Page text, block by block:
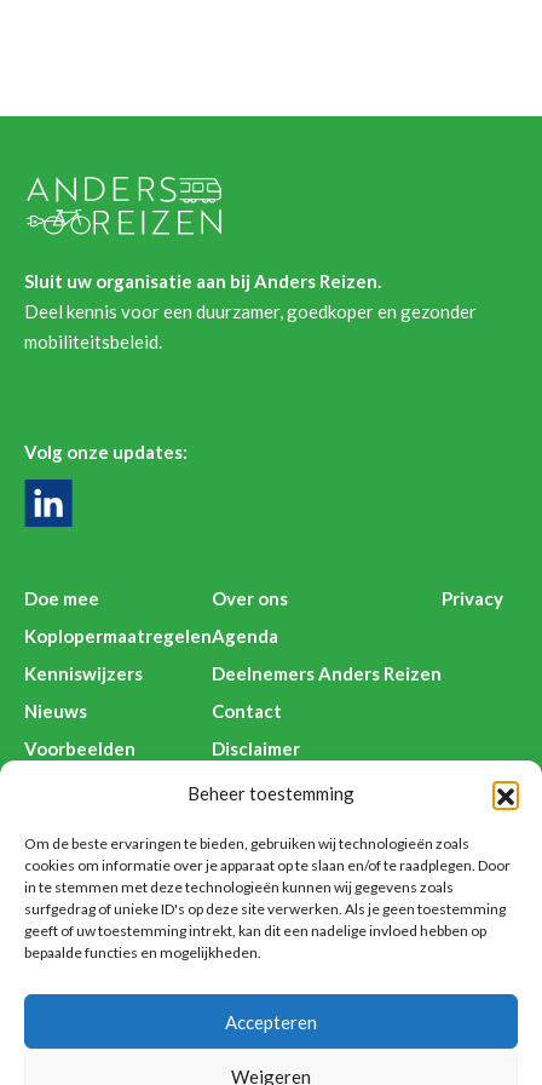
Beheer toestemming
Om de beste ervaringen te bieden, gebruiken wij technologieën zoals
cookies om informatie over je apparaat op te slaan en/of te raadplegen. Door
in te stemmen met deze technologieën kunnen wij gegevens zoals
surfgedrag of unieke ID's op deze site verwerken. Als je geen toestemming
geeft of uw toestemming intrekt, kan dit een nadelige invloed hebben op
bepaalde functies en mogelijkheden.
Accepteren
Weigeren
Sluit uw organisatie aan bij Anders Reizen.
Deel kennis voor een duurzamer, goedkoper en gezonder
mobiliteitsbeleid.
Doe mee
Koplopermaatregelen
Kenniswijzers
Nieuws
Voorbeelden
Over ons
Agenda
Deelnemers Anders Reizen
Contact
Disclaimer
Privacy
Volg onze updates:
Anders Reizen is een initiatief van: